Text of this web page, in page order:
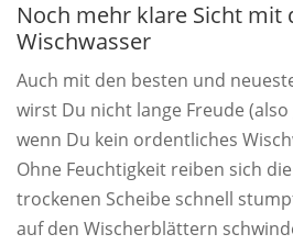
Noch mehr klare Sicht mit
Wischwasser
Auch mit den besten und
wirst Du nicht lange Freude
wenn Du kein ordentliches
Ohne Feuchtigkeit reiben sich
trockenen Scheibe schnell
auf den Wischerblättern